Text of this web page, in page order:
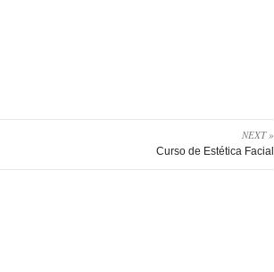
NEXT »
Curso de Estética Facial